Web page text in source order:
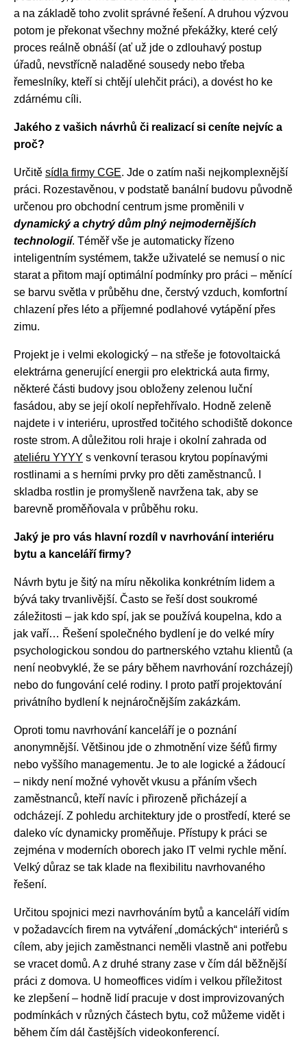
a na základě toho zvolit správné řešení. A druhou výzvou
potom je překonat všechny možné překážky, které celý
proces reálně obnáší (ať už jde o zdlouhavý postup
úřadů, nevstřícně naladěné sousedy nebo třeba
řemeslníky, kteří si chtějí ulehčit práci), a dovést ho ke
zdárnému cíli.
Jakého z vašich návrhů či realizací si ceníte nejvíc a
proč?
Určitě sídla firmy CGE. Jde o zatím naši nejkomplexnější
práci. Rozestavěnou, v podstatě banální budovu původně
určenou pro obchodní centrum jsme proměnili v
dynamický a chytrý dům plný nejmodernějších
technologií. Téměř vše je automaticky řízeno
inteligentním systémem, takže uživatelé se nemusí o nic
starat a přitom mají optimální podmínky pro práci – měnící
se barvu světla v průběhu dne, čerstvý vzduch, komfortní
chlazení přes léto a příjemné podlahové vytápění přes
zimu.
Projekt je i velmi ekologický – na střeše je fotovoltaická
elektrárna generující energii pro elektrická auta firmy,
některé části budovy jsou obloženy zelenou luční
fasádou, aby se její okolí nepřehřívalo. Hodně zeleně
najdete i v interiéru, uprostřed točitého schodiště dokonce
roste strom. A důležitou roli hraje i okolní zahrada od
ateliéru YYYY s venkovní terasou krytou popínavými
rostlinami a s herními prvky pro děti zaměstnanců. I
skladba rostlin je promyšleně navržena tak, aby se
barevně proměňovala v průběhu roku.
Jaký je pro vás hlavní rozdíl v navrhování interiéru
bytu a kanceláří firmy?
Návrh bytu je šitý na míru několika konkrétním lidem a
bývá taky trvanlivější. Často se řeší dost soukromé
záležitosti – jak kdo spí, jak se používá koupelna, kdo a
jak vaří… Řešení společného bydlení je do velké míry
psychologickou sondou do partnerského vztahu klientů (a
není neobvyklé, že se páry během navrhování rozcházejí)
nebo do fungování celé rodiny. I proto patří projektování
privátního bydlení k nejnáročnějším zakázkám.
Oproti tomu navrhování kanceláří je o poznání
anonymnější. Většinou jde o zhmotnění vize šéfů firmy
nebo vyššího managementu. Je to ale logické a žádoucí
– nikdy není možné vyhovět vkusu a přáním všech
zaměstnanců, kteří navíc i přirozeně přicházejí a
odcházejí. Z pohledu architektury jde o prostředí, které se
daleko víc dynamicky proměňuje. Přístupy k práci se
zejména v moderních oborech jako IT velmi rychle mění.
Velký důraz se tak klade na flexibilitu navrhovaného
řešení.
Určitou spojnici mezi navrhováním bytů a kanceláří vidím
v požadavcích firem na vytváření „domáckých“ interiérů s
cílem, aby jejich zaměstnanci neměli vlastně ani potřebu
se vracet domů. A z druhé strany zase v čím dál běžnější
práci z domova. U homeoffices vidím i velkou příležitost
ke zlepšení – hodně lidí pracuje v dost improvizovaných
podmínkách v různých částech bytu, což můžeme vidět i
během čím dál častějších videokonferencí.